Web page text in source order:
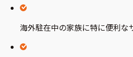
海外駐在中の家族に特に便利な